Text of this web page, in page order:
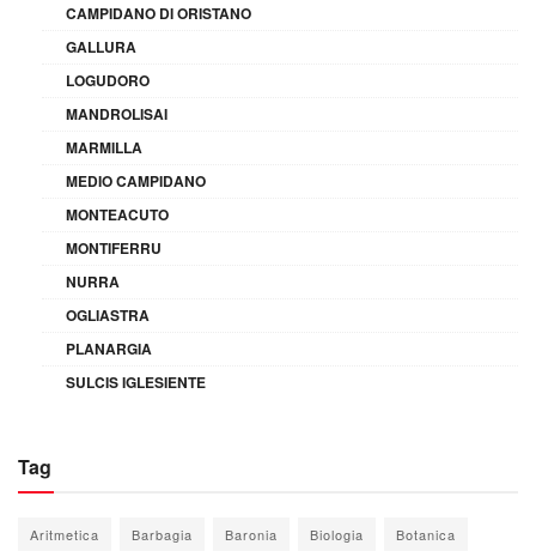
CAMPIDANO DI ORISTANO
GALLURA
LOGUDORO
MANDROLISAI
MARMILLA
MEDIO CAMPIDANO
MONTEACUTO
MONTIFERRU
NURRA
OGLIASTRA
PLANARGIA
SULCIS IGLESIENTE
Tag
Aritmetica Barbagia Baronia Biologia Botanica